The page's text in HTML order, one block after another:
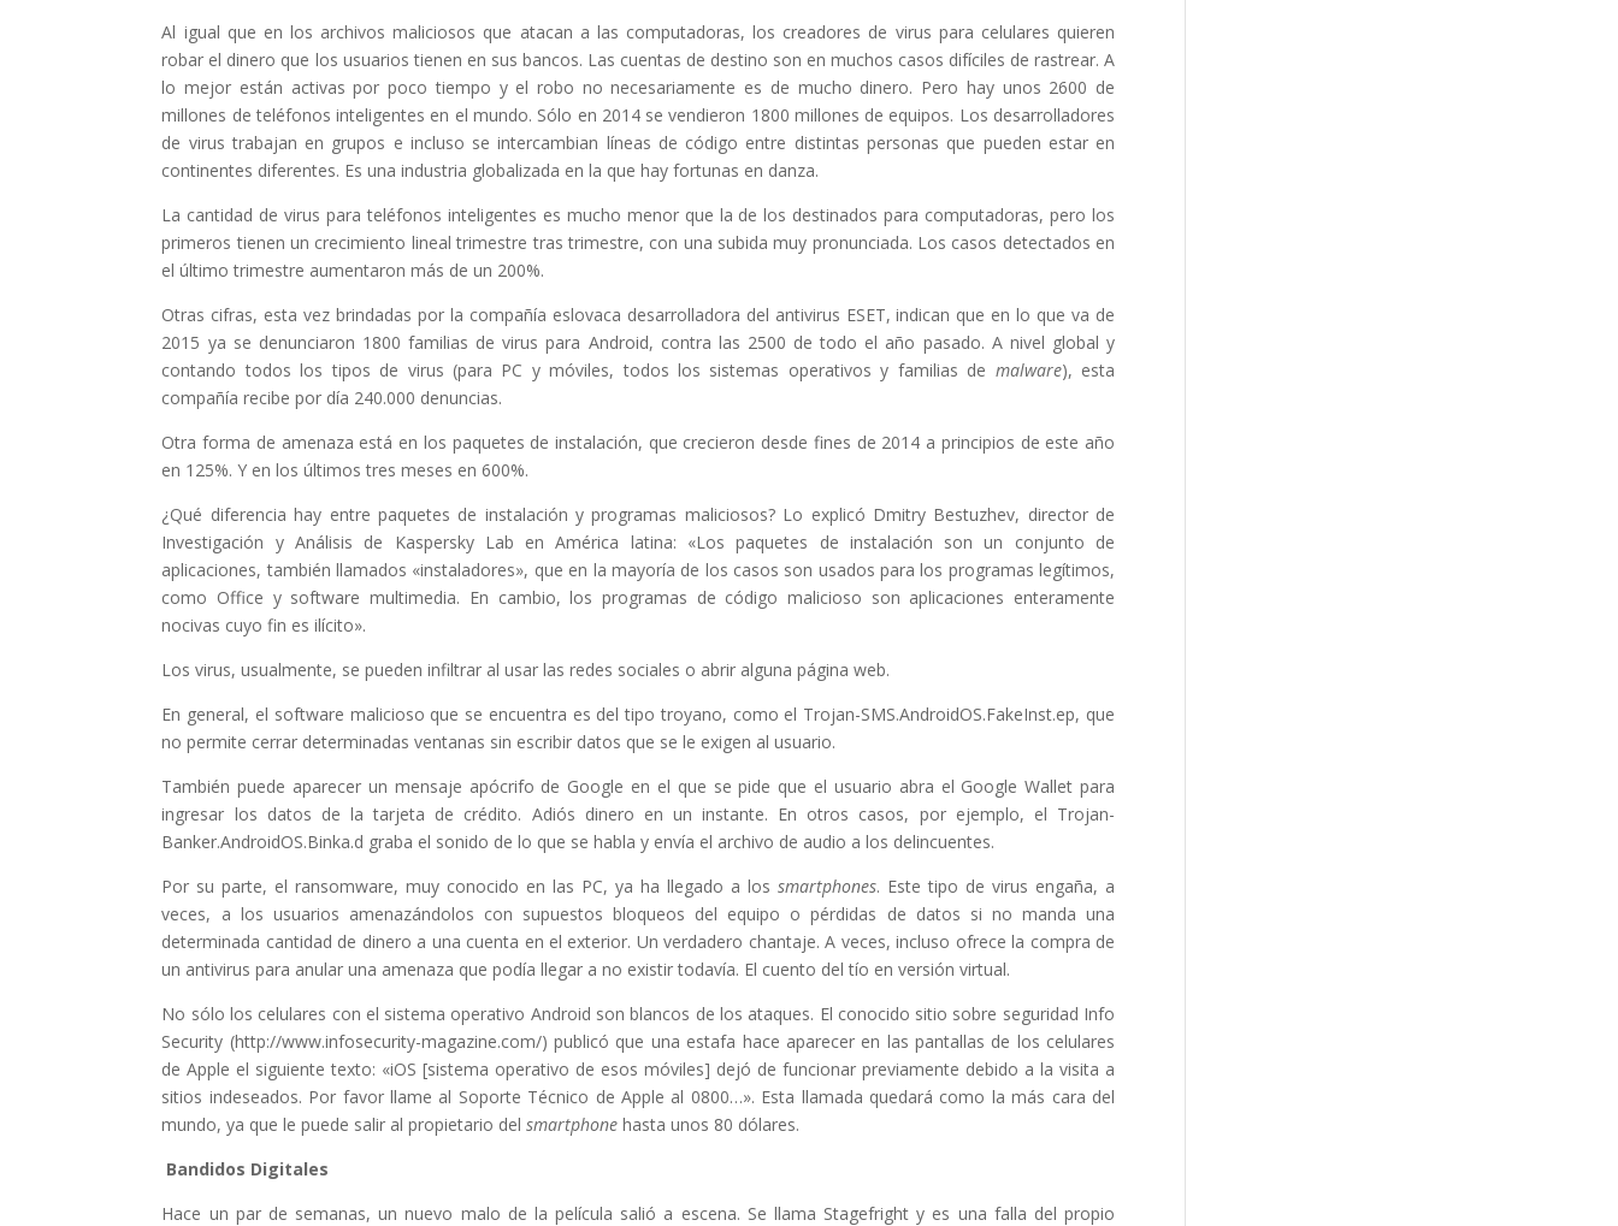
Al igual que en los archivos maliciosos que atacan a las computadoras, los creadores de virus para celulares quieren
robar el dinero que los usuarios tienen en sus bancos. Las cuentas de destino son en muchos casos difíciles de rastrear. A
lo mejor están activas por poco tiempo y el robo no necesariamente es de mucho dinero. Pero hay unos 2600 de
millones de teléfonos inteligentes en el mundo. Sólo en 2014 se vendieron 1800 millones de equipos. Los desarrolladores
de virus trabajan en grupos e incluso se intercambian líneas de código entre distintas personas que pueden estar en
continentes diferentes. Es una industria globalizada en la que hay fortunas en danza.
La cantidad de virus para teléfonos inteligentes es mucho menor que la de los destinados para computadoras, pero los
primeros tienen un crecimiento lineal trimestre tras trimestre, con una subida muy pronunciada. Los casos detectados en
el último trimestre aumentaron más de un 200%.
Otras cifras, esta vez brindadas por la compañía eslovaca desarrolladora del antivirus ESET, indican que en lo que va de
2015 ya se denunciaron 1800 familias de virus para Android, contra las 2500 de todo el año pasado. A nivel global y
contando todos los tipos de virus (para PC y móviles, todos los sistemas operativos y familias de malware), esta
compañía recibe por día 240.000 denuncias.
Otra forma de amenaza está en los paquetes de instalación, que crecieron desde fines de 2014 a principios de este año
en 125%. Y en los últimos tres meses en 600%.
¿Qué diferencia hay entre paquetes de instalación y programas maliciosos? Lo explicó Dmitry Bestuzhev, director de
Investigación y Análisis de Kaspersky Lab en América latina: «Los paquetes de instalación son un conjunto de
aplicaciones, también llamados «instaladores», que en la mayoría de los casos son usados para los programas legítimos,
como Office y software multimedia. En cambio, los programas de código malicioso son aplicaciones enteramente
nocivas cuyo fin es ilícito».
Los virus, usualmente, se pueden infiltrar al usar las redes sociales o abrir alguna página web.
En general, el software malicioso que se encuentra es del tipo troyano, como el Trojan-SMS.AndroidOS.FakeInst.ep, que
no permite cerrar determinadas ventanas sin escribir datos que se le exigen al usuario.
También puede aparecer un mensaje apócrifo de Google en el que se pide que el usuario abra el Google Wallet para
ingresar los datos de la tarjeta de crédito. Adiós dinero en un instante. En otros casos, por ejemplo, el Trojan-
Banker.AndroidOS.Binka.d graba el sonido de lo que se habla y envía el archivo de audio a los delincuentes.
Por su parte, el ransomware, muy conocido en las PC, ya ha llegado a lossmartphones. Este tipo de virus engaña, a
veces, a los usuarios amenazándolos con supuestos bloqueos del equipo o pérdidas de datos si no manda una
determinada cantidad de dinero a una cuenta en el exterior. Un verdadero chantaje. A veces, incluso ofrece la compra de
un antivirus para anular una amenaza que podía llegar a no existir todavía. El cuento del tío en versión virtual.
No sólo los celulares con el sistema operativo Android son blancos de los ataques. El conocido sitio sobre seguridad Info
Security (http://www.infosecurity-magazine.com/) publicó que una estafa hace aparecer en las pantallas de los celulares
de Apple el siguiente texto: «iOS [sistema operativo de esos móviles] dejó de funcionar previamente debido a la visita a
sitios indeseados. Por favor llame al Soporte Técnico de Apple al 0800…». Esta llamada quedará como la más cara del
mundo, ya que le puede salir al propietario delsmartphonehasta unos 80 dólares.
Bandidos Digitales
Hace un par de semanas, un nuevo malo de la película salió a escena. Se llama Stagefright y es una falla del propio